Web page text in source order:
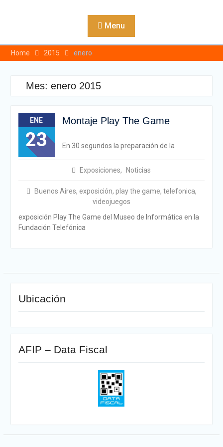
Menu
Home 2015 enero
Mes: enero 2015
ENE
23
Montaje Play The Game
Exposiciones, Noticias
Buenos Aires, exposición, play the game, telefonica,
videojuegos
En 30 segundos la preparación de la
exposición Play The Game del Museo de Informática en la
Fundación Telefónica
Ubicación
AFIP – Data Fiscal